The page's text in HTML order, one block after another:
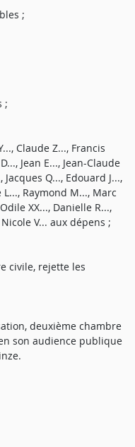
;
;
Claude Z..., Francis
Jean E..., Jean-Claude
Jacques Q..., Edouard J...,
L..., Raymond M..., Marc
XX..., Danielle R...,
V... aux dépens ;
civile, rejette les
deuxième chambre
son audience publique